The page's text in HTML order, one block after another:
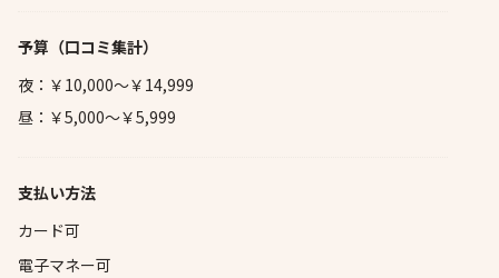
予算 （口コミ集計）
夜：￥10,000～￥14,999
昼：￥5,000～￥5,999
支払い方法
カード可
電子マネー可